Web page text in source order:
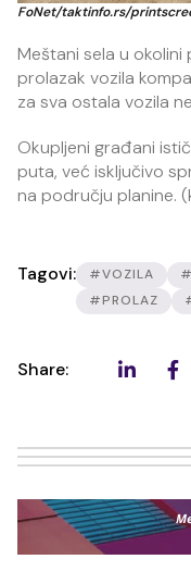
FoNet/taktinfo.rs/
Meštani sela u okolini
prolazak vozila
za sva ostala vozila
Okupljeni građani
puta, već isključivo
na području planine.
Tagovi: #VOZILA
#PROLAZ
Share: